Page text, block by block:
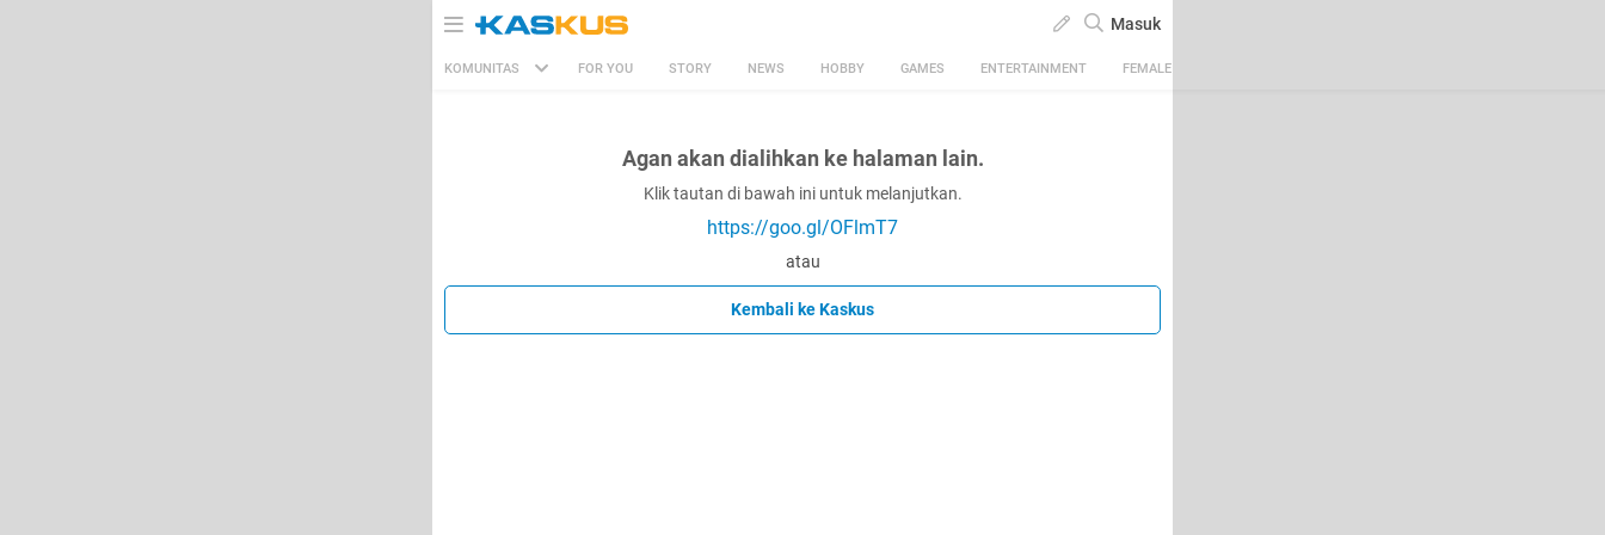
Masuk
KOMUNITAS FOR YOU STORY NEWS HOBBY GAMES ENTERTAINMENT FEMALE
Agan akan dialihkan ke halaman lain.
Klik tautan di bawah ini untuk melanjutkan.
https://goo.gl/OFlmT7
atau
Kembali ke Kaskus